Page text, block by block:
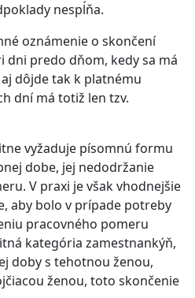
nespĺňa.
oznámenie o skončení
predo dňom, kedy sa má
dôjde tak k platnému
dní má totiž len tzv.
vyžaduje písomnú formu
dobe, jej nedodržanie
V praxi je však vhodnejšie
aby bolo v prípade potreby
pracovného pomeru
kategória zamestnankýň,
doby s tehotnou ženou,
ženou, toto skončenie